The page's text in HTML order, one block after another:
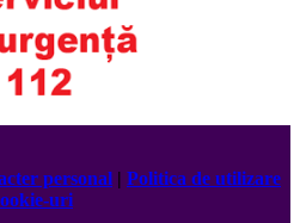
personal | Politica de utilizare
uri